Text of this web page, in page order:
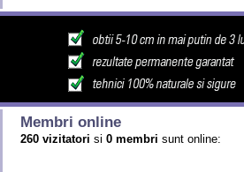
Membri online
260 vizitatori si 0 membri sunt online: